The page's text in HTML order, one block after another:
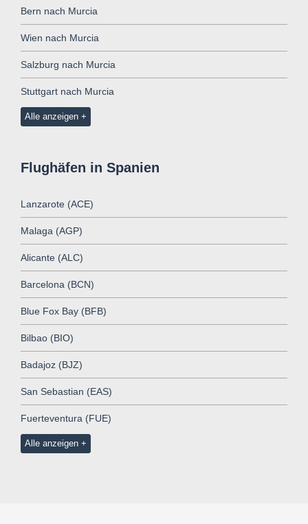
Bern nach Murcia
Wien nach Murcia
Salzburg nach Murcia
Stuttgart nach Murcia
Alle anzeigen
Flughäfen in Spanien
Lanzarote (ACE)
Malaga (AGP)
Alicante (ALC)
Barcelona (BCN)
Blue Fox Bay (BFB)
Bilbao (BIO)
Badajoz (BJZ)
San Sebastian (EAS)
Fuerteventura (FUE)
Alle anzeigen